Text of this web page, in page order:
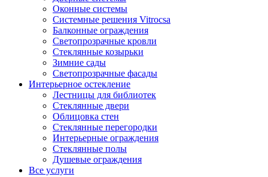
Оконные системы
Системные решения Vitrocsa
Балконные ограждения
Светопрозрачные кровли
Стеклянные козырьки
Зимние сады
Светопрозрачные фасады
Интерьерное остекление
Лестницы для библиотек
Стеклянные двери
Облицовка стен
Стеклянные перегородки
Интерьерные ограждения
Стеклянные полы
Душевые ограждения
Все услуги